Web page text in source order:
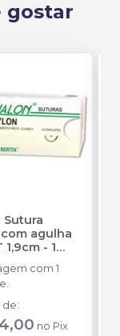
gostar
Sutura
agulha
1,9cm - 1
com 1
de:
no Pix